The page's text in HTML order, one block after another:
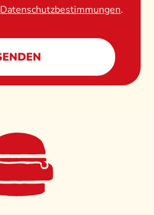
Datenschutzbestimmungen.